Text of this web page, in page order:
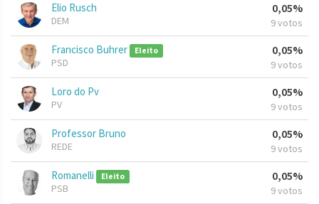
Elio Rusch
DEM
0,05%
9 votos
Francisco Buhrer Eleito
PSD
0,05%
9 votos
Loro do Pv
PV
0,05%
9 votos
Professor Bruno
REDE
0,05%
9 votos
Romanelli Eleito
PSB
0,05%
9 votos